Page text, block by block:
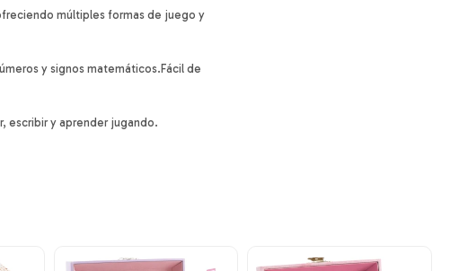
múltiples formas de juego y
y signos matemáticos.Fácil de
escribir y aprender jugando.